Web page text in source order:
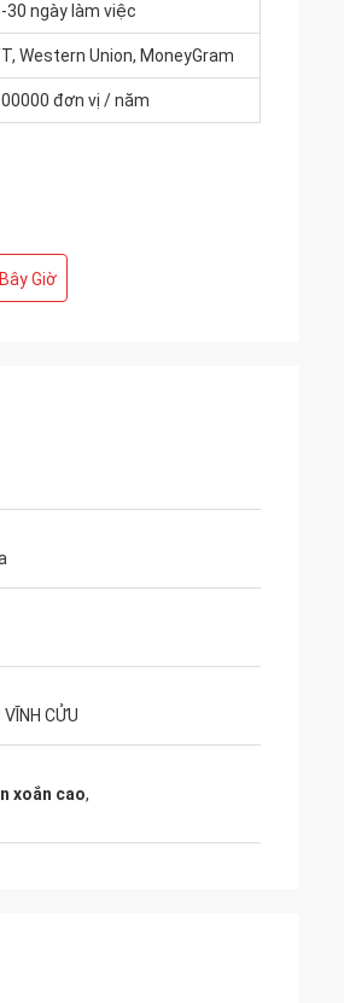
Ashley Griffin
30 ngày làm việc
Western Union, MoneyGram
đơn vị / năm
Giờ
CỬU
xoắn cao,